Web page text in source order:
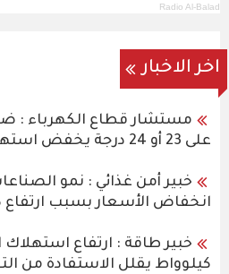
Radio Al-Balad
اخر الاخبار
مستشار قطاع الكهرباء :
على 23 أو 24 درجة يخفض استهلاك الكهرباء
خبير أمن غذائي : نمو
انخفاض الأسعار بسبب ارتفاع
كيلوواط يقلل الاستفادة من